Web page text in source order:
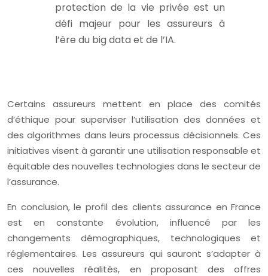
protection de la vie privée est un
défi majeur pour les assureurs à
l’ère du big data et de l’IA.
Certains assureurs mettent en place des comités
d’éthique pour superviser l’utilisation des données et
des algorithmes dans leurs processus décisionnels. Ces
initiatives visent à garantir une utilisation responsable et
équitable des nouvelles technologies dans le secteur de
l’assurance.
En conclusion, le profil des clients assurance en France
est en constante évolution, influencé par les
changements démographiques, technologiques et
réglementaires. Les assureurs qui sauront s’adapter à
ces nouvelles réalités, en proposant des offres